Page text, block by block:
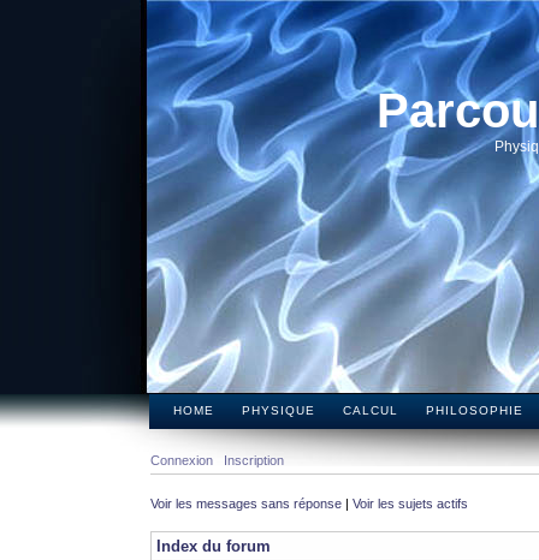
HOME PHYSIQUE CALCUL PHILOSOPHIE
Connexion Inscription
Voir les messages sans réponse | Voir les sujets actifs
Index du forum